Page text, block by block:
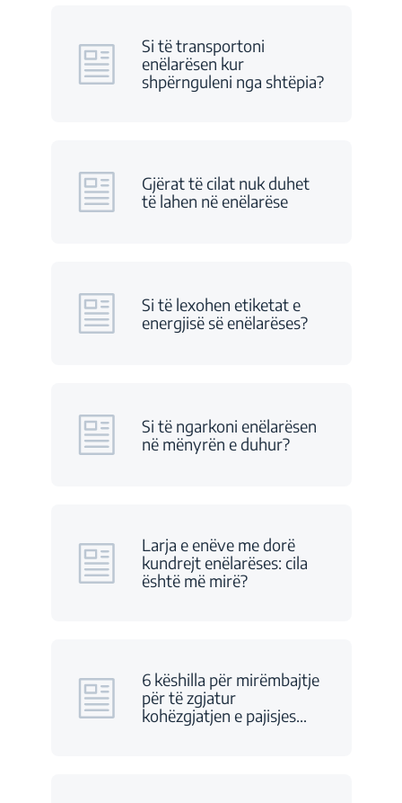
Si të transportoni
enëlarësen kur
shpërnguleni nga shtëpia?
Gjërat të cilat nuk duhet
të lahen në enëlarëse
Si të lexohen etiketat e
energjisë së enëlarëses?
Si të ngarkoni enëlarësen
në mënyrën e duhur?
Larja e enëve me dorë
kundrejt enëlarëses: cila
është më mirë?
6 këshilla për mirëmbajtje
për të zgjatur
kohëzgjatjen e pajisjes…